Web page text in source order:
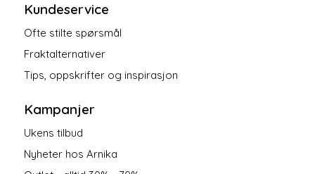
Kundeservice
Ofte stilte spørsmål
Fraktalternativer
Tips, oppskrifter og inspirasjon
Kampanjer
Ukens tilbud
Nyheter hos Arnika